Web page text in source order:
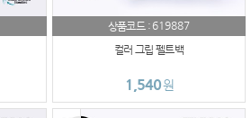
상품코드 : 619887
컬러 그립 펠트백
1,540원